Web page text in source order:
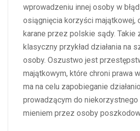
wprowadzeniu innej osoby w
osiągnięcia korzyści majątkowej,
karane przez polskie sądy. Takie
klasyczny przykład działania na
osoby. Oszustwo jest
majątkowym, które chroni prawa
ma na celu zapobieganie
prowadzącym do
mieniem przez osoby